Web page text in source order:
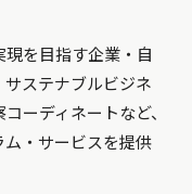
を目指す企業・自
ステナブルビジネ
ーディネートなど、
・サービスを提供